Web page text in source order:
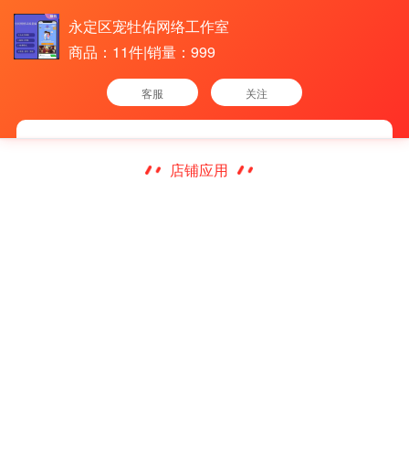
永定区宠牡佑网络工作室
商品：11件|销量：999
客服 关注
店铺应用